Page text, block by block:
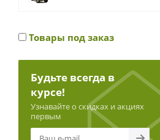
Товары под заказ
Будьте всегда в
курсе!
Узнавайте о скидках и акциях
первым